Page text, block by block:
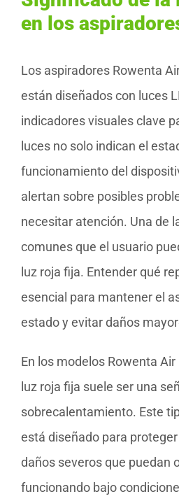
en los
Los aspiradores Rowenta
están diseñados con luces
indicadores visuales clave
luces no solo indican el
funcionamiento del
alertan sobre posibles
necesitar atención. Una de
comunes que el usuario
luz roja fija. Entender qué
esencial para mantener el
estado y evitar daños
En los modelos Rowenta Air
luz roja fija suele ser una
sobrecalentamiento. Este
está diseñado para
daños severos que puedan
funcionando bajo